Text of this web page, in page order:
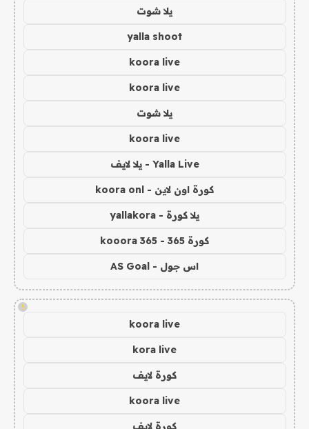
يلا شوت
yalla shoot
koora live
koora live
يلا شوت
koora live
Yalla Live - يلا لايف
كورة اون لاين - koora onl
يلا كورة - yallakora
كورة 365 - kooora 365
اس جول - AS Goal
!
koora live
kora live
كورة لايف
koora live
كورة لايف